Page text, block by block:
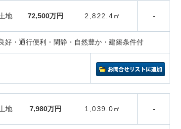
地 72,500万円 2,822.4㎡ -
好・通行便利・閑静・自然豊か・建築条件付
地 7,980万円 1,039.0㎡ -